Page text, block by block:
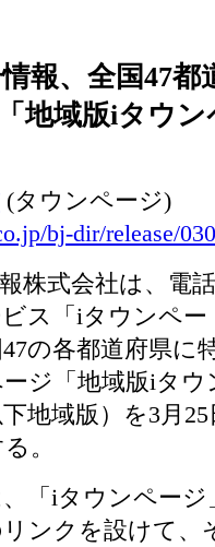
報、全国47都
「地域版iタウ
(タウンページ)
bj-dir/release/
株式会社は、電話
ス「iタウンペー
の各都道府県に
ジ「地域版iタウ
地域版）を3月25
。
「iタウンページ
ンクを設けて、